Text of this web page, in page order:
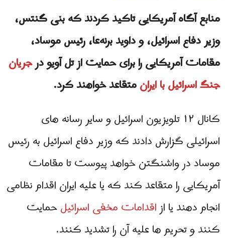
منابع آگاه آمریکایی تاکید کردند که بنی گنتس،
وزیر دفاع اسرائیل، و داوید برنه‌عا، رئیس موساد،
مقامات آمریکایی را برای حمایت از تل آویو درجریان
جنگ اسرائیل با ایرانمتقاعد خواهند کرد.
کانال ۱۲ تلویزیون اسرائیل و ساير رسانه های
اسرائیلی گزارش دادند که وزیر دفاع اسرائیل به رئیس
موساد در واشنگتن خواهد پیوست تا مقامات
آمریکایی را متقاعد کند که یا علیه ایران اقدام نظامی
انجام دهند یا ازاقدامات مخفی اسرائیلحمایت
کنند و تحریم ها علیه آن را تشدید کنند.